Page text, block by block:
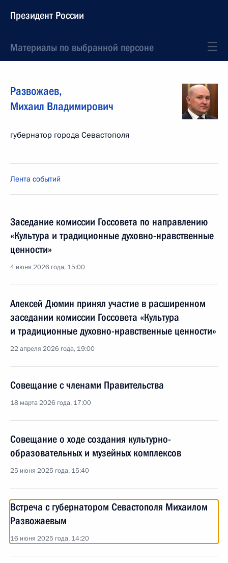
Президент России
Материалы по выбранной персоне
Развожаев,
Михаил Владимирович
губернатор города Севастополя
Лента событий
Заседание комиссии Госсовета по направлению
«Культура и традиционные духовно-нравственные
ценности»
4 июня 2026 года, 15:00
Алексей Дюмин принял участие в расширенном
заседании комиссии Госсовета «Культура
и традиционные духовно-нравственные ценности»
22 апреля 2026 года, 19:00
Совещание с членами Правительства
18 марта 2026 года, 17:00
Совещание о ходе создания культурно-
образовательных и музейных комплексов
25 июня 2025 года, 15:40
Встреча с губернатором Севастополя Михаилом
Развожаевым
16 июня 2025 года, 14:20